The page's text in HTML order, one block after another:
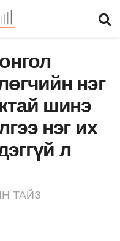
нэг
шинэ
нэг их
л
ТАЙЗ